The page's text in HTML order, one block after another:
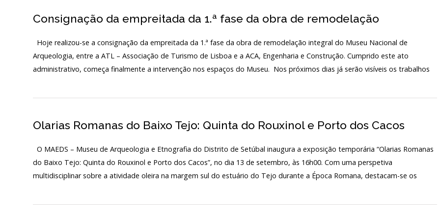
Consignação da empreitada da 1.ª fase da obra de remodelação
Hoje realizou-se a consignação da empreitada da 1.ª fase da obra de remodelação integral do Museu Nacional de
Arqueologia, entre a ATL – Associação de Turismo de Lisboa e a ACA, Engenharia e Construção. Cumprido este ato
administrativo, começa finalmente a intervenção nos espaços do Museu. Nos próximos dias já serão visíveis os trabalhos
Olarias Romanas do Baixo Tejo: Quinta do Rouxinol e Porto dos Cacos
O MAEDS – Museu de Arqueologia e Etnografia do Distrito de Setúbal inaugura a exposição temporária “Olarias Romanas
do Baixo Tejo: Quinta do Rouxinol e Porto dos Cacos”, no dia 13 de setembro, às 16h00. Com uma perspetiva
multidisciplinar sobre a atividade oleira na margem sul do estuário do Tejo durante a Época Romana, destacam-se os